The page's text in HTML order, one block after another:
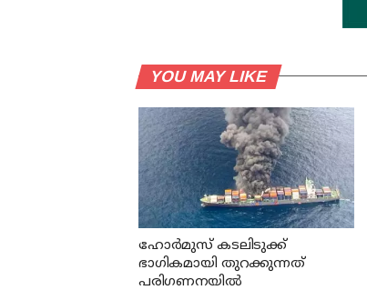
YOU MAY LIKE
ഹോര്‍മുസ് കടലിടുക്ക്
ഭാഗികമായി തുറക്കുന്നത്
പരിഗണനയില്‍